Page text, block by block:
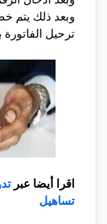
وبعد ذلك يتم
ترحيل
اقرا أيضا عبر
تساهيل